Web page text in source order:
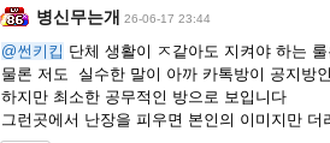
병신무는개 26-06-17 23:44
@썬키킵 단체 생활이 ㅈ같아도 지켜야 하는
물론 저도 실수한 말이 아까 카톡방이 공지방
하지만 최소한 공무적인 방으로 보입니다
그런곳에서 난장을 피우면 본인의 이미지만